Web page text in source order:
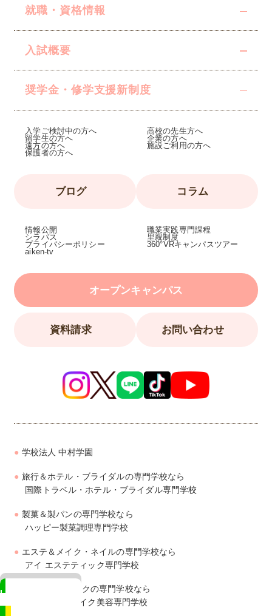
LINE
就職・資格情報
入試概要
奨学金・修学支援新制度
ブログ コラム
入学ご検討中の方へ
留学生の方へ
遠方の方へ
保護者の方へ
高校の先生方へ
企業の方へ
施設ご利用の方へ
職業実践専門課程
情報公開
シラバス
プライバシーポリシー
360°VRキャンパスツアー
里親制度
aiken-tv
オープンキャンパス
資料請求 お問い合わせ
学校法人 中村学園
旅行＆ホテル・ブライダルの専門学校なら
国際トラベル・ホテル・ブライダル専門学校
製菓＆製パンの専門学校なら
ハッピー製菓調理専門学校
エステ＆メイク・ネイルの専門学校なら
アイ エステティック専門学校
美容＆ヘアメイクの専門学校なら
ジェイ ヘアメイク美容専門学校